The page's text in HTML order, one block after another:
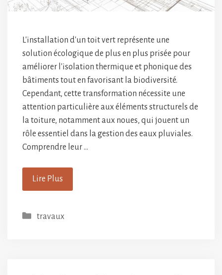
L'installation d'un toit vert représente une
solution écologique de plus en plus prisée pour
améliorer l'isolation thermique et phonique des
bâtiments tout en favorisant la biodiversité.
Cependant, cette transformation nécessite une
attention particulière aux éléments structurels de
la toiture, notamment aux noues, qui jouent un
rôle essentiel dans la gestion des eaux pluviales.
Comprendre leur …
Lire Plus
Catégories
travaux